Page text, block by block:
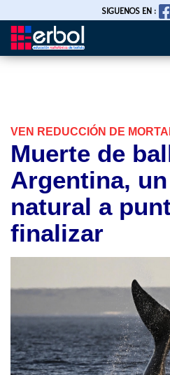
Pasar
SIGUENOS EN :
VEN REDUCCIÓN DE
Muerte de
Argentina,
natural a
finalizar